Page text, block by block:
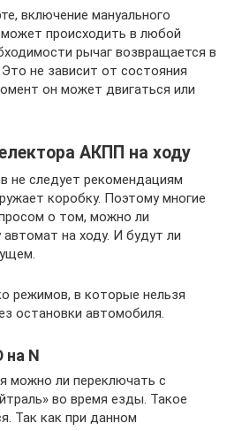
включение мануального
происходить в любой
рычаг возвращается в
не зависит от состояния
он может двигаться или
АКПП на ходу
не следует рекомендациям
коробку. Поэтому многие
о том, можно ли
на ходу. И будут ли
режимов, в которые нельзя
остановки автомобиля.
на N
можно ли переключать с
во время езды. Такое
Так как при данном